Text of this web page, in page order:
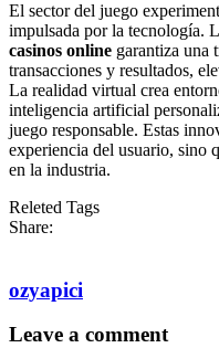
El sector del juego
impulsada por la tecnología.
casinos online garantiza una
transacciones y resultados,
La realidad virtual crea
inteligencia artificial
juego responsable. Estas
experiencia del usuario, sino
en la industria.
Releted Tags
Share:
ozyapici
Leave a comment